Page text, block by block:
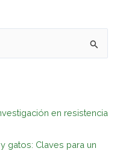
en resistencia
gatos: Claves para un